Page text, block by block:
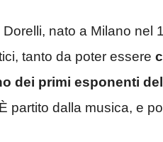
nato a Milano nel
tanto da poter essere
dei primi esponenti
partito dalla musica, e